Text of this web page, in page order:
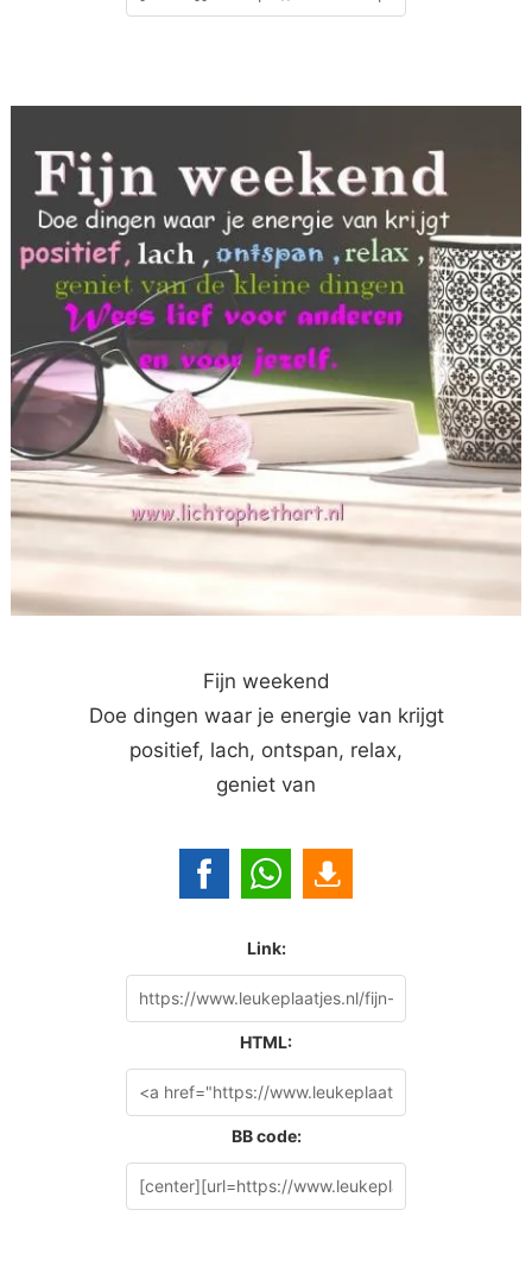
Fijn weekend
Doe dingen waar je energie van krijgt
positief, lach, ontspan, relax,
geniet van
Link:
HTML:
BB code: